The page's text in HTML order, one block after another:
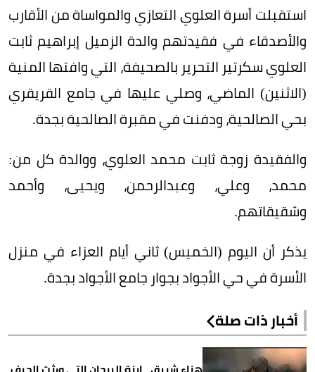
استقبلت أسرة العلوي التعازي والمواساة من الأقارب
والأصدقاء في فقيدتهم والدة الزميل إبراهيم ثابت
العلوي سكرتير التحرير بالصحيفة، التي وافتها المنية
(الاثنين) الماضي، وصلي عليها في جامع القريقري
بحي الصالحية، ودفنت في مقبرة الصالحية بجدة.
والفقيدة زوجة ثابت محمد العلوي، ووالدة كل من:
محمد، وعلي، وعبدالرحمن، ويحيى، وأحمد
وشقيقاتهم.
يذكر أن اليوم (الخميس) ثاني أيام العزاء في منزل
الأسرة في حي الأجواد بجوار جامع الأجواد بجدة.
أخبار ذات صلة